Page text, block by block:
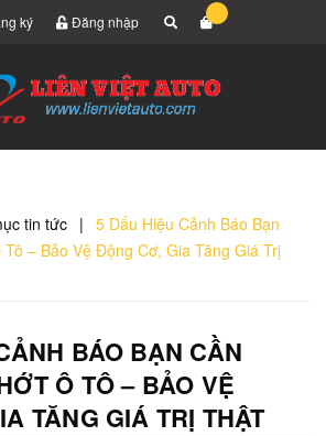
ký Đăng nhập
tin tức | 5 Dấu Hiệu Cảnh Báo Bạn
– Bảo Vệ Động Cơ, Gia Tăng Giá Trị
BÁO BẠN CẦN
Ô TÔ – BẢO VỆ
TĂNG GIÁ TRỊ THẬT